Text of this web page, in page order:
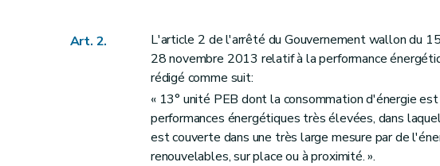
Art. 2.
L'article 2 de l'arrêté du Gouvernement wallon du
28 novembre 2013 relatif à la performance
rédigé comme suit:
« 13° unité PEB dont la consommation d'énergie
performances énergétiques très élevées, dans
est couverte dans une très large mesure par de
renouvelables, sur place ou à proximité. ».